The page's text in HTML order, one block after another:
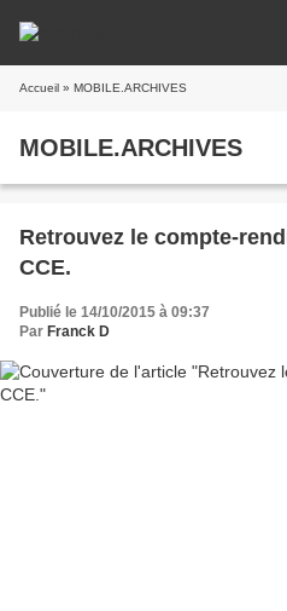
Accueil » MOBILE.ARCHIVES
MOBILE.ARCHIVES
Retrouvez le compte-
CCE.
Publié le 14/10/2015 à 09:37
Par Franck D